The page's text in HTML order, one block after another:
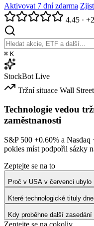
Aktivovat 7 dní zdarma
4.45 ·
⌘ K
StockBot Live
Tržní situace Wall Street
Technologie vedou
zaměstnanosti
S&P 500 +0.60% a Nasdaq
pokles míst podpořil sázky
Zeptejte se na to
Proč v USA v červenci
Které technologické tituly
Kdy proběhne další